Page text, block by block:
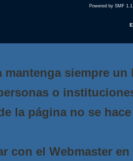
Powered by SMF
mantenga siempre
o
la página no se
con el Webmaster